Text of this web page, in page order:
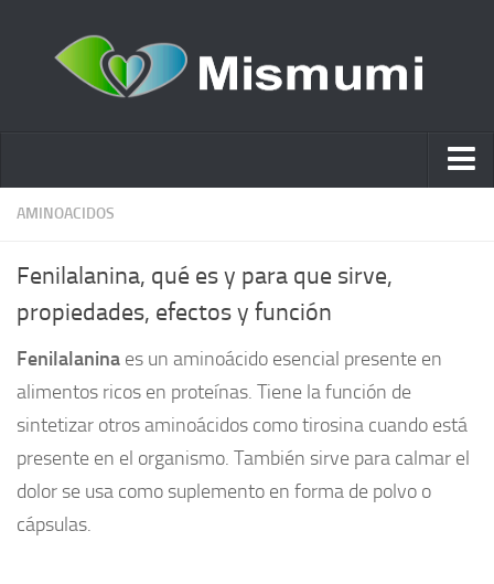
Ácido hialurónico
Estética y Belleza
Remedios Naturales
Nutrición
Otras Categorías
Acidos
Embarazo
Plantas medicinales
AMINOACIDOS
Fenilalanina, qué es y para que sirve,
propiedades, efectos y función
Fenilalanina es un aminoácido esencial presente en
alimentos ricos en proteínas. Tiene la función de
sintetizar otros aminoácidos como tirosina cuando está
presente en el organismo. También sirve para calmar el
dolor se usa como suplemento en forma de polvo o
cápsulas.